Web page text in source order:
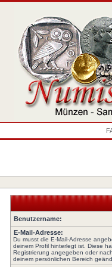
Benutzername:
E-Mail-Adresse:
Du musst die E-Mail-Adresse
deinem Profil hinterlegt ist. Diese
Registrierung angegeben oder
deinem persönlichen Bereich